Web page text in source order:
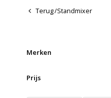
Terug/Standmixer
Merken
Prijs